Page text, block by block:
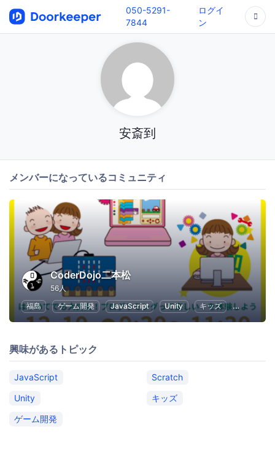
050-5291-
7844
ログイ
ン
安斎到
メンバーになっているコミュニティ
CoderDojo二本松
56人
福島
ゲーム開発 JavaScript Unity キッズ Scratch
興味があるトピック
JavaScript
Scratch
Unity
キッズ
ゲーム開発